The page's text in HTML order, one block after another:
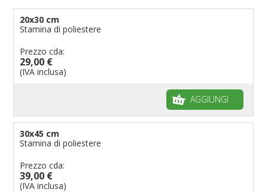
20x30 cm
Stamina di poliestere
Prezzo cda:
29,00 €
(IVA inclusa)
AGGIUNGI
30x45 cm
Stamina di poliestere
Prezzo cda:
39,00 €
(IVA inclusa)